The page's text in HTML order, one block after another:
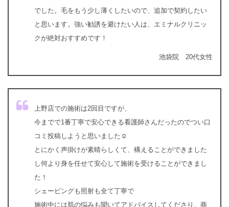
でした。毛をもう少し薄くしたいので、追加で契約したい
と思います。強い勧誘を避けたい人は、エミナルクリニッ
クが絶対おすすめです！
池袋院 20代女性
上野店での施術は2回目ですが、
今までで1番丁寧で安心できる看護師さんだったのでつい口
コミ投稿しようと思いました☺︎
とにかく声掛けが素晴らしくて、構えることができました
し何より身を任せて安心して施術を受けることができまし
た！
シェービングも照射も全て丁寧で
施術中には肌の悩みも聞いてアドバイスしてくださり、商